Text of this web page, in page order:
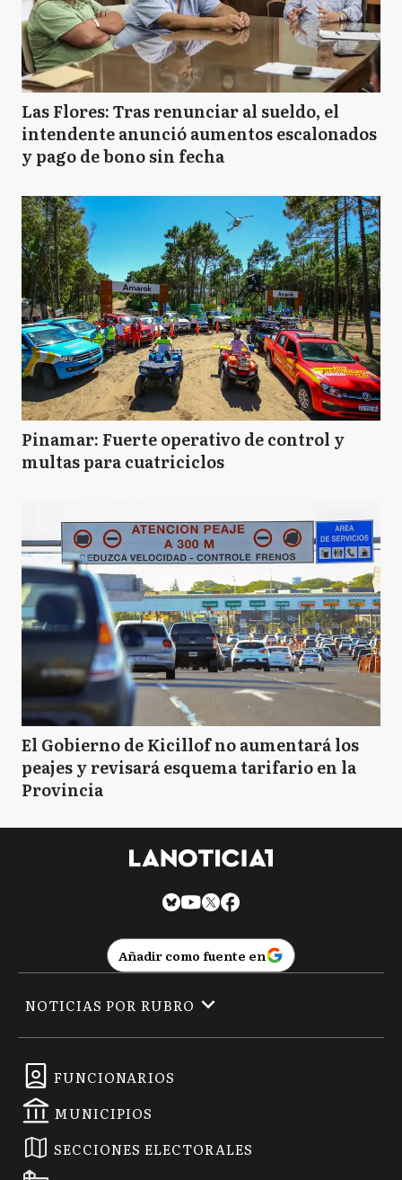
Las Flores: Tras renunciar al sueldo, el
intendente anunció aumentos escalonados
y pago de bono sin fecha
Pinamar: Fuerte operativo de control y
multas para cuatriciclos
El Gobierno de Kicillof no aumentará los
peajes y revisará esquema tarifario en la
Provincia
Añadir como fuente en
FUNCIONARIOS
MUNICIPIOS
SECCIONES ELECTORALES
NOTICIAS POR RUBRO